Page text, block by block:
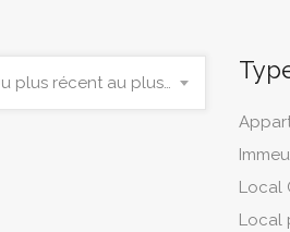
Du plus récent au plus ancien
Local
Local